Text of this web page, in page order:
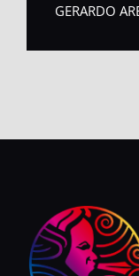
GERARDO